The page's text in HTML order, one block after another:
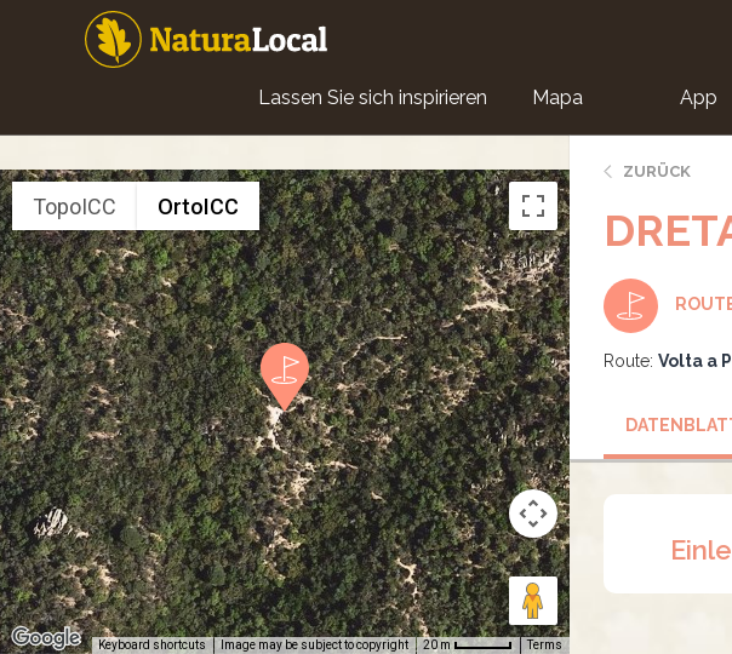
Main
navigation
Lassen Sie sich inspirieren Mapa App
TopoICC OrtoICC
Keyboard shortcuts Image may be subject to copyright 20 m Terms
ZURÜCK
Route: Volta a